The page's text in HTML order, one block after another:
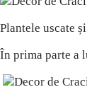
Plantele uscate
În prima parte a